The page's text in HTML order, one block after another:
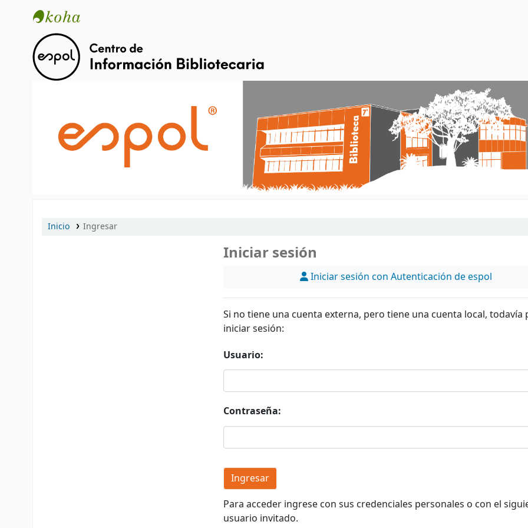
Catálogo en línea
Inicio Ingresar
Iniciar sesión
Iniciar sesión con Autenticación de espol
Si no tiene una cuenta externa, pero tiene una cuenta local, todavía
iniciar sesión:
Usuario:
Contraseña:
Para acceder ingrese con sus credenciales personales o con el
usuario invitado.